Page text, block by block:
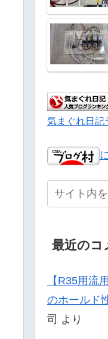
気まぐれ日記
最近のコ
【R35用流
のホールド
司 より